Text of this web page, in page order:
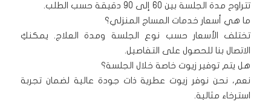
تتراوح مدة الجلسة بين 60 إلى 90 دقيقة حسب الطلب.
ما هي أسعار خدمات المساج المنزلي؟
تختلف الأسعار حسب نوع الجلسة ومدة العلاج. يمكنكِ
الاتصال بنا للحصول على التفاصيل.
هل يتم توفير زيوت خاصة خلال الجلسة؟
نعم، نحن نوفر زيوت عطرية ذات جودة عالية لضمان تجربة
استرخاء مثالية.